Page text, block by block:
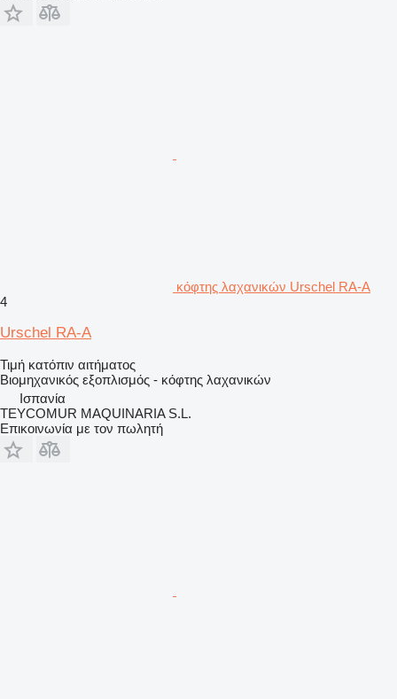
κόφτης λαχανικών Urschel RA-A
4
Urschel RA-A
Τιμή κατόπιν αιτήματος
Βιομηχανικός εξοπλισμός - κόφτης λαχανικών
Ισπανία
TEYCOMUR MAQUINARIA S.L.
Επικοινωνία με τον πωλητή